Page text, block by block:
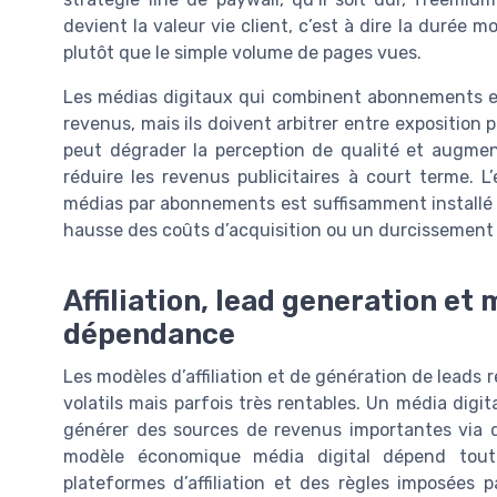
devient la valeur vie client, c’est à dire la durée
plutôt que le simple volume de pages vues.
Les médias digitaux qui combinent
revenus, mais ils doivent arbitrer entre
peut dégrader la perception de qualité et
réduire les revenus publicitaires à court terme.
médias par abonnements est suffisamment
hausse des coûts d’acquisition ou un
Affiliation, lead generation et
dépendance
Les modèles d’affiliation et de génération de
volatils mais parfois très rentables. Un média
générer des sources de revenus importantes via
modèle économique média digital dépend
plateformes d’affiliation et des règles imposées